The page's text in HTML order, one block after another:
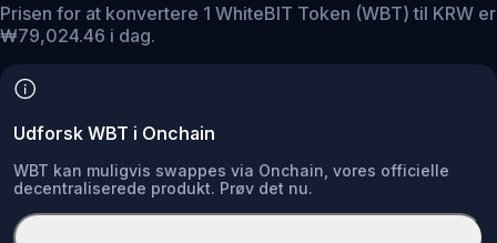
Prisen for at konvertere 1 WhiteBIT Token (WBT) til KRW er
₩79,024.46 i dag.
Udforsk WBT i Onchain
WBT kan muligvis swappes via Onchain, vores officielle
decentraliserede produkt. Prøv det nu.